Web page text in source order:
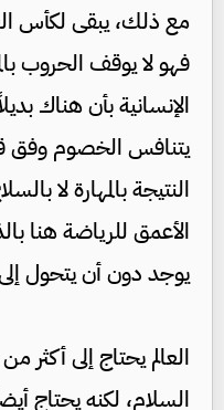
مع ذلك، يبقى لكأس
فهو لا يوقف الحروب
الإنسانية بأن هناك
يتنافس الخصوم وفق
النتيجة بالمهارة لا
الأعمق للرياضة هنا
يوجد دون أن يتحول
العالم يحتاج إلى
السلام، لكنه يحتاج